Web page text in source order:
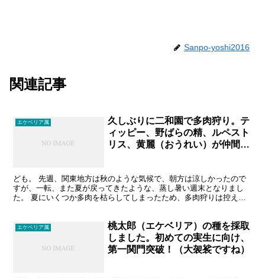
Sanpo-yoshi2016
関連記事
エケベリア属
久しぶりに二和園で多肉狩り。テ
ィッピー、野ばらの精、ルペスト
リス、黄麗（おうれい）が仲間入
ども。 先週、関東地方は秋のような気候で、朝方は涼しかったので
すが、一転、また夏が戻ってきたような、蒸し暑い週末となりまし
た。 夏にいくつか多肉を枯らしてしまったため、多肉狩りは控えよ
エケベリア属
桃太郎（エケベリア）の種を採取
しました。初めての実生に向け、
第一関門突破！（大袈裟ですね）